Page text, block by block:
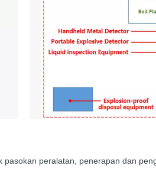
peralatan, penerapan dan